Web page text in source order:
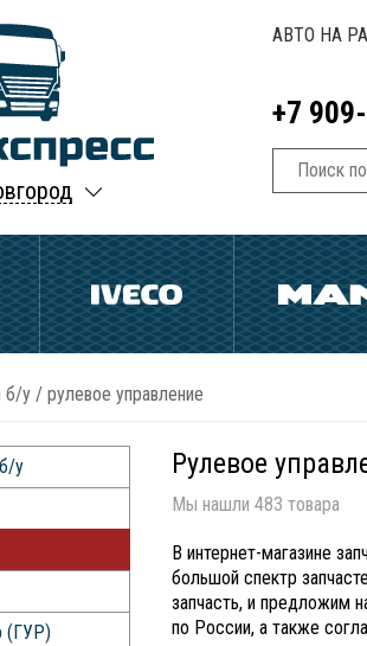
АВТО НА
+7
б/у / рулевое управление
у
(ГУР)
Рулевое
Мы нашли 483 товара
В интернет-магазине
большой спектр
запчасть, и предложим
по России, а также